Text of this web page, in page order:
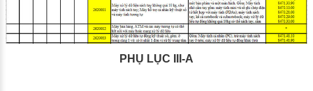
PHỤ LỤC III-A